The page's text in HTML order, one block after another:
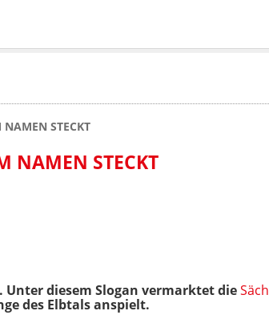
STECKT
NAMEN STECKT
diesem Slogan vermarktet die
des Elbtals anspielt.